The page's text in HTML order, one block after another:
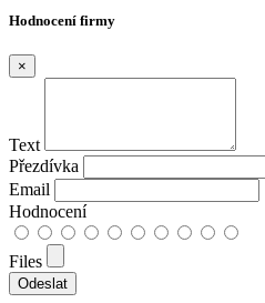
Hodnocení firmy
×
Text
Přezdívka
Email
Hodnocení
Files